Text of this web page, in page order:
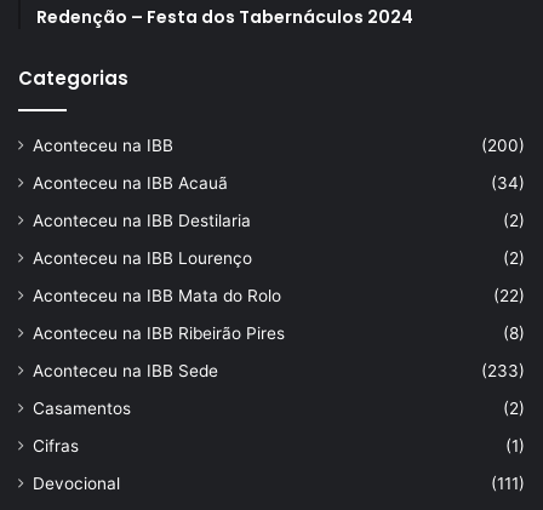
Redenção – Festa dos Tabernáculos 2024
Categorias
Aconteceu na IBB
(200)
Aconteceu na IBB Acauã
(34)
Aconteceu na IBB Destilaria
(2)
Aconteceu na IBB Lourenço
(2)
Aconteceu na IBB Mata do Rolo
(22)
Aconteceu na IBB Ribeirão Pires
(8)
Aconteceu na IBB Sede
(233)
Casamentos
(2)
Cifras
(1)
Devocional
(111)